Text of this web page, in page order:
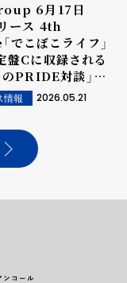
6月17日
リース 4th
でこぼこライフ」
盤Cに収録される
のPRIDE対談」ダ
ト映像公開！
情報 2026.05.21